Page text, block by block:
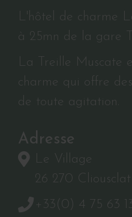
L'hôtel de charme
à 25mn de la gare
La Treille Muscate
charme qui offre
de toute agitation.
Adresse
Le Village
26 270 Cliousclat
+33(0) 4 75 63